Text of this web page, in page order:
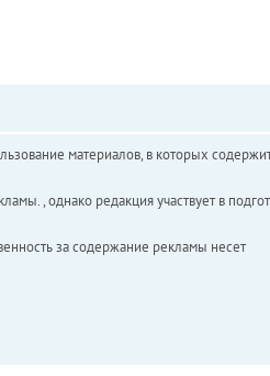
материалов, в которых
, однако редакция участвует в
за содержание рекламы несет